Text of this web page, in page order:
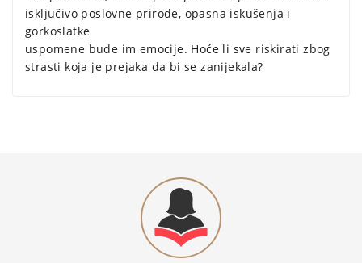
isključivo poslovne prirode, opasna iskušenja i
gorkoslatke
uspomene bude im emocije. Hoće li sve riskirati zbog
strasti koja je prejaka da bi se zanijekala?